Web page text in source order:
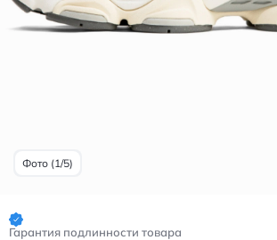
Фото (1/5)
Гарантия подлинности товара